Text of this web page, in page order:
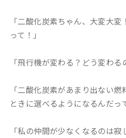
「二酸化炭素ちゃん、大変大
って！」
「飛行機が変わる？どう変わる
「二酸化炭素があまり出ない
ときに選べるようになるんだっ
「私の仲間が少なくなるのは